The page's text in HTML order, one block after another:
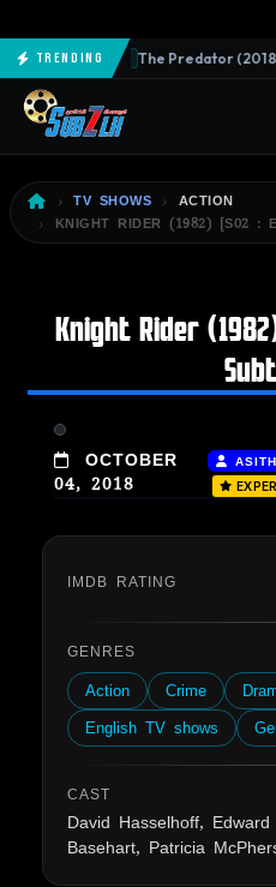
TrendingNEW The Predator
TV SHOWS
ACTION
KNIGHT RIDER (1982) [S02 :
Knight Rider
OCTOBER
04, 2018
IMDB RATING
GENRES
Action Crime
English TV shows
CAST
David Hasselhoff,
Basehart, Patricia